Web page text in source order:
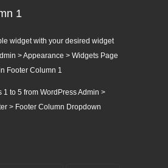
1
widget with your desired widget
> Appearance > Widgets Page
Footer Column 1
1 to 5 from WordPress Admin >
> Footer Column Dropdown